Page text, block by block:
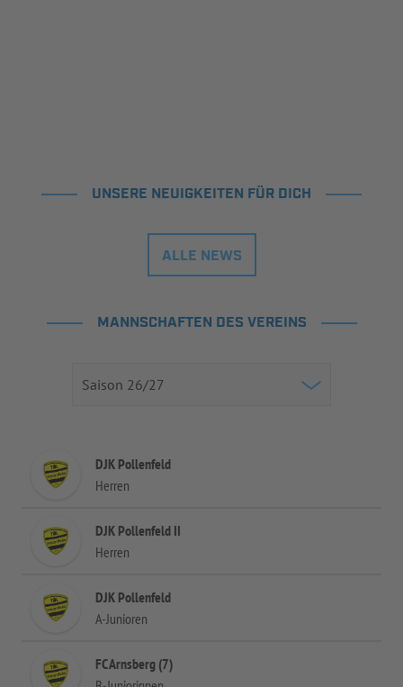
UNSERE NEUIGKEITEN FÜR DICH
ALLE NEWS
MANNSCHAFTEN DES VEREINS
DJK Pollenfeld
Herren
DJK Pollenfeld II
Herren
DJK Pollenfeld
A-Junioren
FC Arnsberg (7)